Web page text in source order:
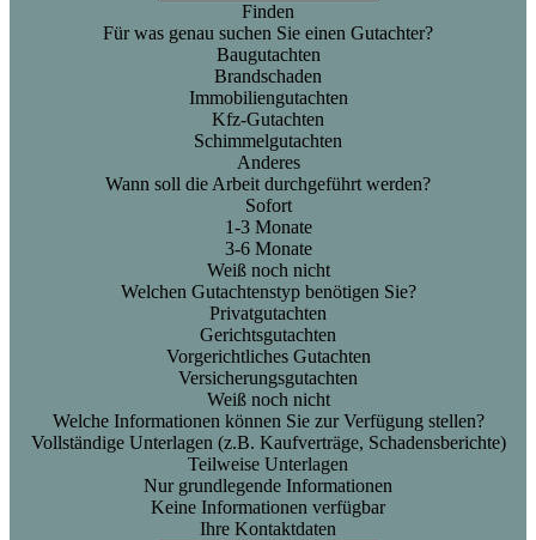
Finden
Für was genau suchen Sie einen Gutachter?
Baugutachten
Brandschaden
Immobiliengutachten
Kfz-Gutachten
Schimmelgutachten
Anderes
Wann soll die Arbeit durchgeführt werden?
Sofort
1-3 Monate
3-6 Monate
Weiß noch nicht
Welchen Gutachtenstyp benötigen Sie?
Privatgutachten
Gerichtsgutachten
Vorgerichtliches Gutachten
Versicherungsgutachten
Weiß noch nicht
Welche Informationen können Sie zur Verfügung stellen?
Vollständige Unterlagen (z.B. Kaufverträge, Schadensberichte)
Teilweise Unterlagen
Nur grundlegende Informationen
Keine Informationen verfügbar
Ihre Kontaktdaten